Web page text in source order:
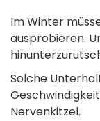
Im Winter
ausprobieren.
Solche
Nervenkitzel.